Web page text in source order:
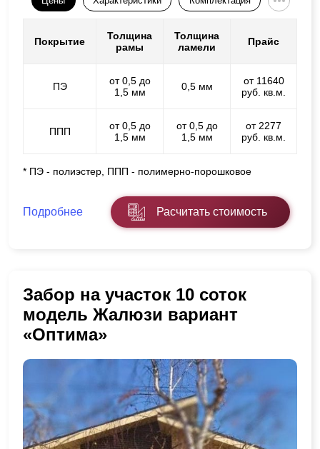
Покрытие
Толщина
рамы
Толщина
ламели
Прайс
ПЭ
от 0,5 до
1,5 мм
0,5 мм
от 11640
руб. кв.м.
ППП
от 0,5 до
1,5 мм
от 0,5 до
1,5 мм
от 2277
руб. кв.м.
* ПЭ - полиэстер, ППП - полимерно-порошковое
Подробнее Расчитать стоимость
Забор на участок 10 соток
модель Жалюзи вариант
«Оптима»